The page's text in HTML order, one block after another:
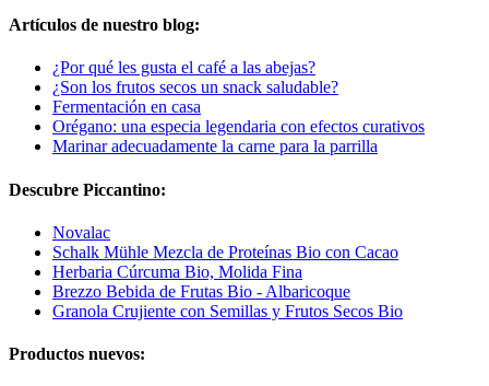
Artículos de nuestro blog:
¿Por qué les gusta el café a las abejas?
¿Son los frutos secos un snack saludable?
Fermentación en casa
Orégano: una especia legendaria con efectos curativos
Marinar adecuadamente la carne para la parrilla
Descubre Piccantino:
Novalac
Schalk Mühle Mezcla de Proteínas Bio con Cacao
Herbaria Cúrcuma Bio, Molida Fina
Brezzo Bebida de Frutas Bio - Albaricoque
Granola Crujiente con Semillas y Frutos Secos Bio
Productos nuevos: